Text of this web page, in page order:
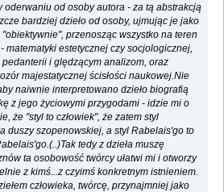
oderwaniu od osoby autora - za tą abstrakcją
bardziej dzieło od osoby, ujmując je jako
przenosząc wszystko na teren
matematyki estetycznej czy socjologicznej,
i ględzącym analizom, oraz
majestatycznej ścisłości naukowej.Nie
naiwnie interpretowano dzieło biografią
z jego życiowymi przygodami - idzie mi o
że "styl to człowiek", że zatem styl
duszy szopenowskiej, a styl Rabelais'go to
tedy z dzieła muszę
ta osobowość twórcy ułatwi mi i otworzy
z kimś...z czyimś konkretnym istnieniem.
człowieka, twórcę, przynajmniej jako